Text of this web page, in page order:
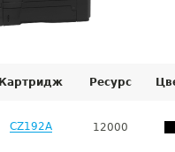
Картридж Ресурс
CZ192A 12000